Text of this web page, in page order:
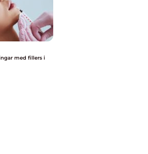
med fillers i